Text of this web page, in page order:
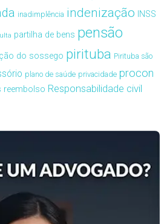
inadimplência indenização INSS
partilha de bens pensão
do sossego pirituba Pirituba são
plano de saúde privacidade procon
reembolso Responsabilidade civil